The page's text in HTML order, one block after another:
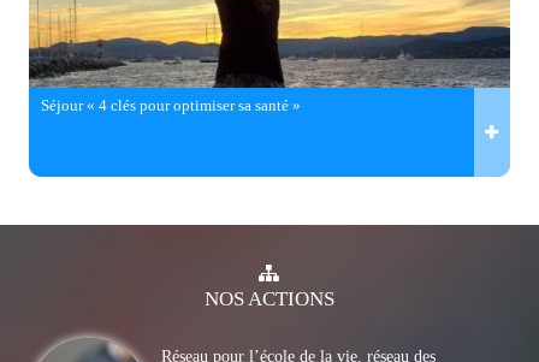
Séjour « 4 clés pour optimiser sa santé »
NOSACTIONS
Réseau pour l’école de la vie, réseau des